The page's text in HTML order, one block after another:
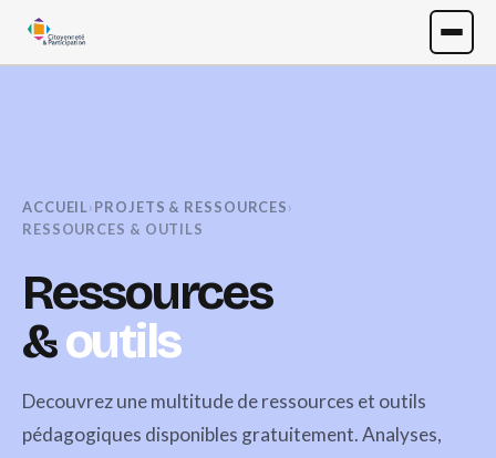
ACCUEIL›PROJETS & RESSOURCES›
RESSOURCES & OUTILS
Ressources
&outils
Decouvrez une multitude de ressources et outils
pédagogiques disponibles gratuitement. Analyses,